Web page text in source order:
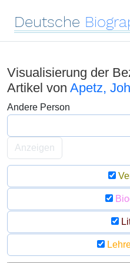
Deutsche
Visualisierung der
Artikel von Apetz,
Andere Person
Anzeigen